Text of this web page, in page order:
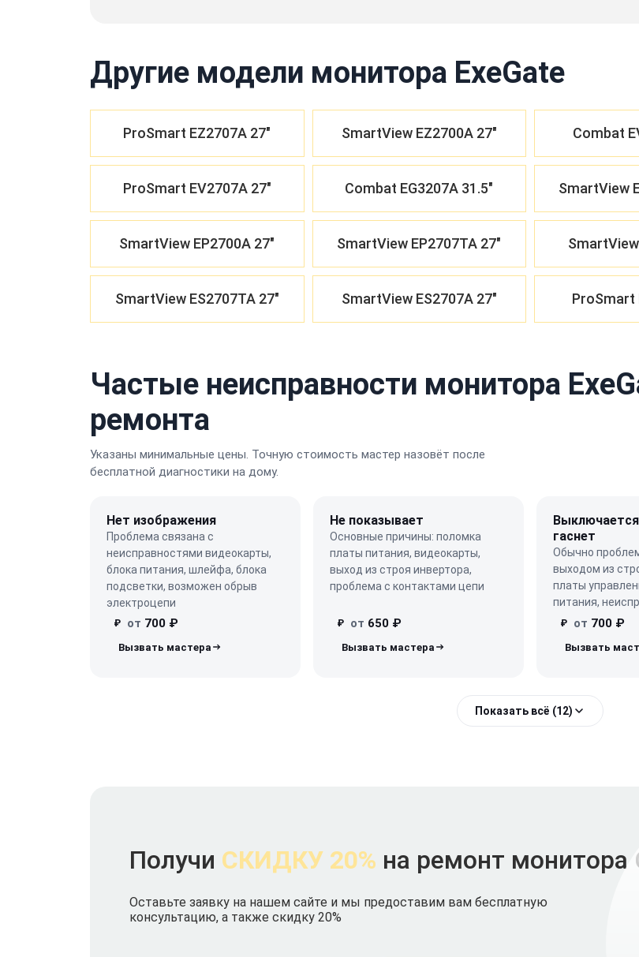
Другие модели монитора ExeGate
ProSmart EZ2707A 27" SmartView EZ2700A 27" Combat
ProSmart EV2707A 27" Combat EG3207A 31.5" SmartView
SmartView EP2700A 27" SmartView EP2707TA 27"
SmartView ES2707TA 27" SmartView ES2707A 27" ProSmart
Частые неисправности монитора
ремонта
Указаны минимальные цены. Точную стоимость мастер назовёт после
бесплатной диагностики на дому.
Нет изображения
Проблема связана с
неисправностями видеокарты,
блока питания, шлейфа, блока
подсветки, возможен обрыв
электроцепи
₽ от 700 ₽
Не показывает
Основные причины: поломка
платы питания, видеокарты,
выход из строя инвертора,
проблема с контактами цепи
₽ от 650 ₽
Выключается
гаснет
Обычно
выходом из
платы
питания,
₽ от 700 ₽
Показать всё (12)
Получи СКИДКУ 20% на ремонт монитора
Оставьте заявку на нашем сайте и мы предоставим вам бесплатную
консультацию, а также скидку 20%